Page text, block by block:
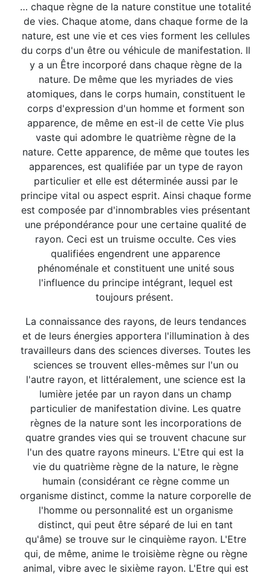
… chaque règne de la nature constitue une totalité
de vies. Chaque atome, dans chaque forme de la
nature, est une vie et ces vies forment les cellules
du corps d'un être ou véhicule de manifestation. Il
y a un Être incorporé dans chaque règne de la
nature. De même que les myriades de vies
atomiques, dans le corps humain, constituent le
corps d'expression d'un homme et forment son
apparence, de même en est-il de cette Vie plus
vaste qui adombre le quatrième règne de la
nature. Cette apparence, de même que toutes les
apparences, est qualifiée par un type de rayon
particulier et elle est déterminée aussi par le
principe vital ou aspect esprit. Ainsi chaque forme
est composée par d'innombrables vies présentant
une prépondérance pour une certaine qualité de
rayon. Ceci est un truisme occulte. Ces vies
qualifiées engendrent une apparence
phénoménale et constituent une unité sous
l'influence du principe intégrant, lequel est
toujours présent.
La connaissance des rayons, de leurs tendances
et de leurs énergies apportera l'illumination à des
travailleurs dans des sciences diverses. Toutes les
sciences se trouvent elles-mêmes sur l'un ou
l'autre rayon, et littéralement, une science est la
lumière jetée par un rayon dans un champ
particulier de manifestation divine. Les quatre
règnes de la nature sont les incorporations de
quatre grandes vies qui se trouvent chacune sur
l'un des quatre rayons mineurs. L'Etre qui est la
vie du quatrième règne de la nature, le règne
humain (considérant ce règne comme un
organisme distinct, comme la nature corporelle de
l'homme ou personnalité est un organisme
distinct, qui peut être séparé de lui en tant
qu'âme) se trouve sur le cinquième rayon. L'Etre
qui, de même, anime le troisième règne ou règne
animal, vibre avec le sixième rayon. L'Etre qui est